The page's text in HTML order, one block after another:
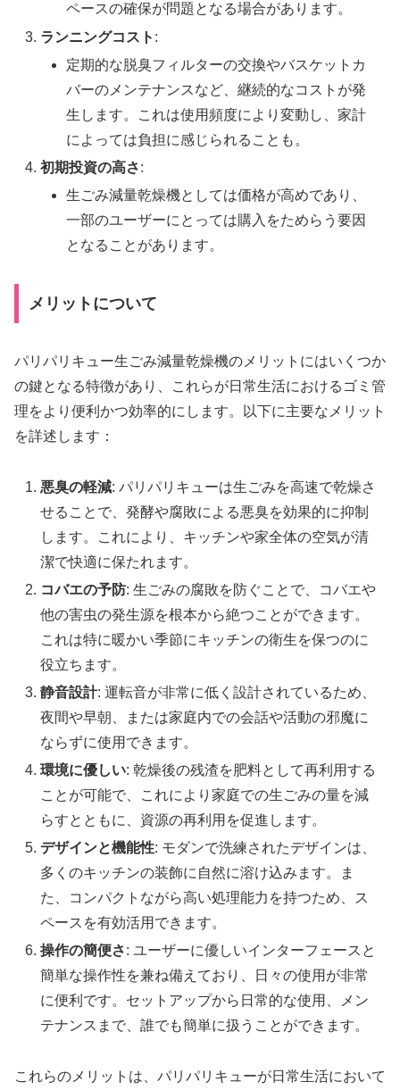
ペースの確保が問題となる場合があります。
ランニングコスト :
定期的な脱臭フィルターの交換やバスケットカ
バーのメンテナンスなど、継続的なコストが発
生します。これは使用頻度により変動し、家計
によっては負担に感じられることも。
初期投資の高さ:
生ごみ減量乾燥機としては価格が高めであり、
一部のユーザーにとっては購入をためらう要因
となることがあります。
メリットについて
パリパリキュー生ごみ減量乾燥機のメリットにはいくつか
の鍵となる特徴があり、これらが日常生活におけるゴミ管
理をより便利かつ効率的にします。以下に主要なメリット
を詳述します：
悪臭の軽減: パリパリキューは生ごみを高速で乾燥さ
せることで、発酵や腐敗による悪臭を効果的に抑制
します。これにより、キッチンや家全体の空気が清
潔で快適に保たれます。
コバエの予防: 生ごみの腐敗を防ぐことで、コバエや
他の害虫の発生源を根本から絶つことができます。
これは特に暖かい季節にキッチンの衛生を保つのに
役立ちます。
静音設計: 運転音が非常に低く設計されているため、
夜間や早朝、または家庭内での会話や活動の邪魔に
ならずに使用できます。
環境に優しい: 乾燥後の残渣を肥料として再利用する
ことが可能で、これにより家庭での生ごみの量を減
らすとともに、資源の再利用を促進します。
デザインと機能性: モダンで洗練されたデザインは、
多くのキッチンの装飾に自然に溶け込みます。ま
た、コンパクトながら高い処理能力を持つため、ス
ペースを有効活用できます。
操作の簡便さ: ユーザーに優しいインターフェースと
簡単な操作性を兼ね備えており、日々の使用が非常
に便利です。セットアップから日常的な使用、メン
テナンスまで、誰でも簡単に扱うことができます。
これらのメリットは、パリパリキューが日常生活において